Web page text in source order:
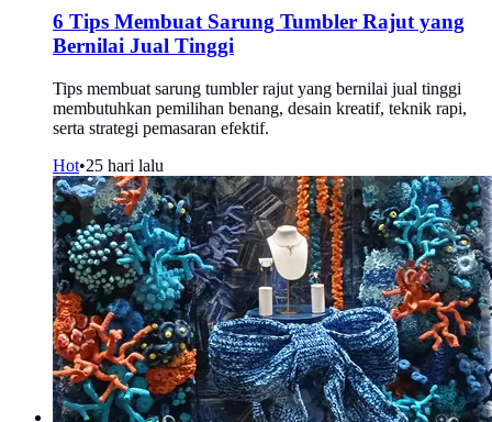
6 Tips Membuat Sarung Tumbler Rajut yang
Bernilai Jual Tinggi
Tips membuat sarung tumbler rajut yang bernilai jual tinggi
membutuhkan pemilihan benang, desain kreatif, teknik rapi,
serta strategi pemasaran efektif.
Hot•25 hari lalu